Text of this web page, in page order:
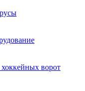
ворот